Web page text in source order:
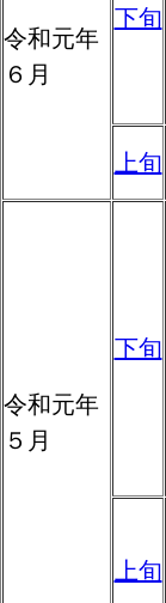
令和元年
６月
下旬
上旬
令和元年
５月
下旬
上旬